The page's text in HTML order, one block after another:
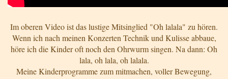
Im oberen Video ist das lustige Mitsinglied "Oh lalala" zu hören.
Wenn ich nach meinen Konzerten Technik und Kulisse abbaue,
höre ich die Kinder oft noch den Ohrwurm singen. Na dann: Oh
lala, oh lala, oh lalala.
Meine Kinderprogramme zum mitmachen, voller Bewegung,